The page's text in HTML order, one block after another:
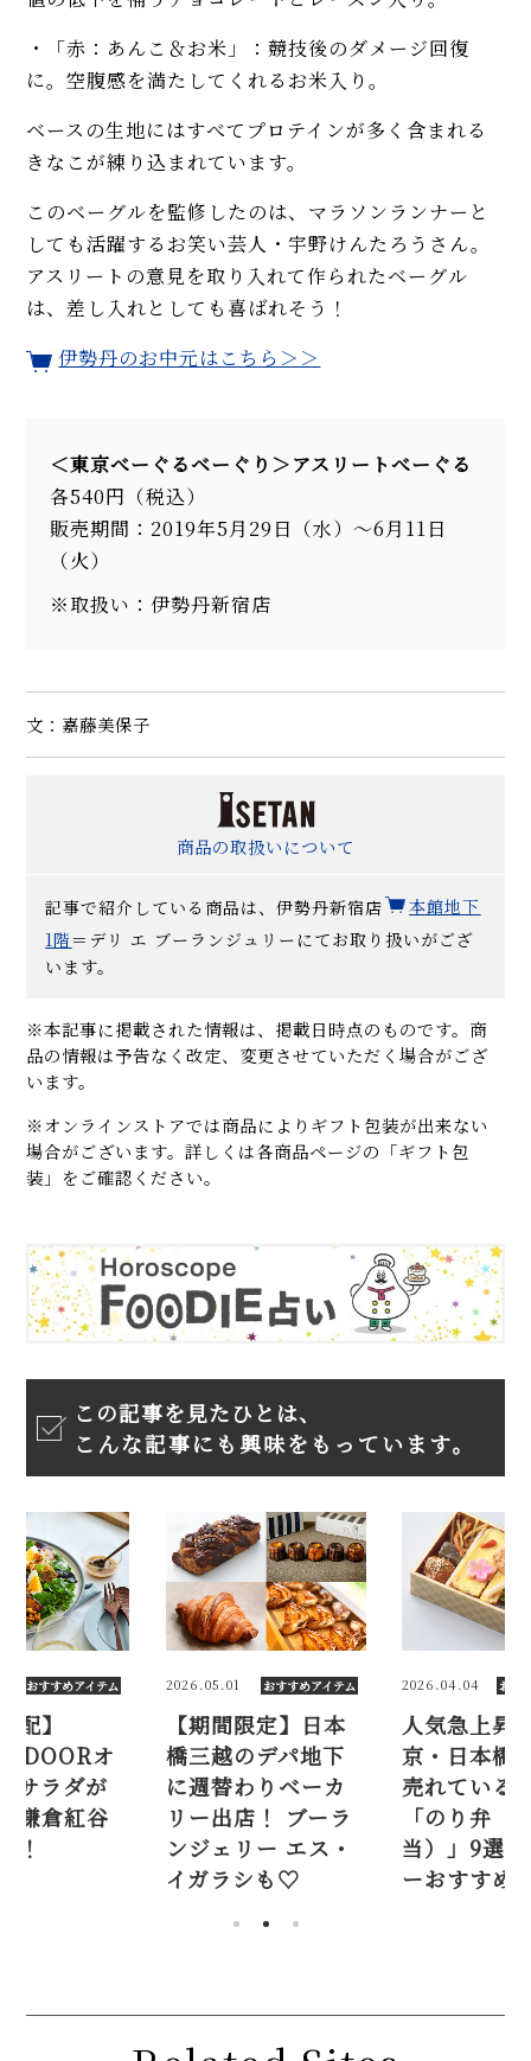
・「赤：あんこ＆お米」：競技後のダメージ回復
に。空腹感を満たしてくれるお米入り。
ベースの生地にはすべてプロテインが多く含まれる
きなこが練り込まれています。
このベーグルを監修したのは、マラソンランナーと
しても活躍するお笑い芸人・宇野けんたろうさん。
アスリートの意見を取り入れて作られたベーグル
は、差し入れとしても喜ばれそう！
伊勢丹のお中元はこちら＞＞
＜東京べーぐるベーぐり＞アスリートべーぐる
各540円（税込）
販売期間：2019年5月29日（水）～6月11日
（火）
※取扱い：伊勢丹新宿店
文：嘉藤美保子
商品の取扱いについて
記事で紹介している商品は、伊勢丹新宿店
本館地下
1階 ＝デリ エ ブーランジュリーにてお取り扱いがござ
います。
※本記事に掲載された情報は、掲載日時点のものです。商
品の情報は予告なく改定、変更させていただく場合がござ
います。
※オンラインストアでは商品によりギフト包装が出来ない
場合がございます。詳しくは各商品ページの「ギフト包
装」をご確認ください。
この記事を見たひとは、
こんな記事にも興味をもっています。
おすすめアイテム
配】
DOORオ
サラダが
鎌倉紅谷
！
2026.05.01 おすすめアイテム
【期間限定】日本
橋三越のデパ地下
に週替わりベーカ
リー出店！ ブーラ
ンジェリー エス・
イガラシも♡
2026.04.04 おす
人気急上昇
京・日本橋
売れている
「のり弁（
当）」9選
ーおすすめ